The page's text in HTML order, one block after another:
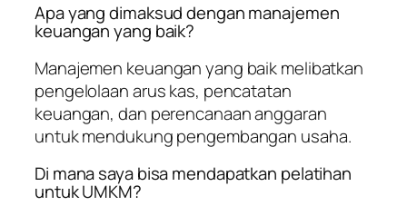
Apa yang dimaksud dengan manajemen
keuangan yang baik?
Manajemen keuangan yang baik melibatkan
pengelolaan arus kas, pencatatan
keuangan, dan perencanaan anggaran
untuk mendukung pengembangan usaha.
Di mana saya bisa mendapatkan pelatihan
untuk UMKM?